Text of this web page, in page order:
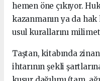
hemen öne çıkıyor.
kazanmanın ya da hak
usul kurallarını
Taştan, kitabında
ihtarının şekli